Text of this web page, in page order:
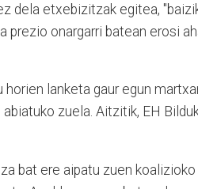
dela etxebizitzak egitea,
prezio onargarri batean erosi
horien lanketa gaur egun
zuela. Aitzitik, EH
bat ere aipatu zuen koalizioko